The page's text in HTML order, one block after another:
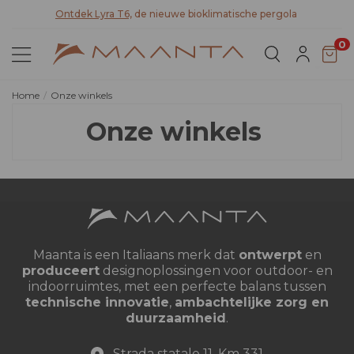
Ontdek Lyra T6,de nieuwe bioklimatische pergola
0
Home Onze winkels
Onze winkels
Maanta is een Italiaans merk dat ontwerpten
produceertdesignoplossingen voor outdoor- en
indoorruimtes, met een perfecte balans tussen
technische innovatie, ambachtelijke zorg en
duurzaamheid.